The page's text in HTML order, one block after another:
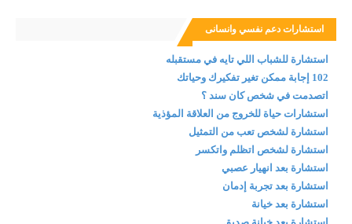
استشارات دعم نفسي وانسانى
استشارة للشباب اللي تايه في مستقبله
102 إجابة ممكن تغير تفكيرك وحياتك
اتصدمت في شخص كان سند ؟
استشارات حياة للخروج من العلاقة المؤذية
استشارة لشخص تعب من التمثيل
استشارة لشخص اتظلم واتكسر
استشارة بعد انهيار عصبي
استشارة بعد تجربة إدمان
استشارة بعد خيانة